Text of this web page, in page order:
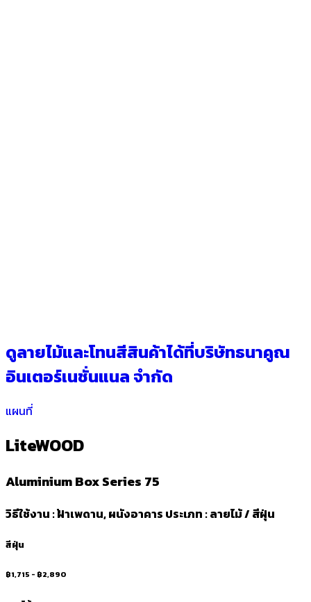
ดูลายไม้และโทนสีสินค้าได้ที่บริษัทธนาคูณ
อินเตอร์เนชั่นแนล จำกัด
แผนที่
LiteWOOD
Aluminium Box Series 75
วิธีใช้งาน : ฝ้าเพดาน, ผนังอาคาร ประเภท : ลายไม้ / สีฝุ่น
สีฝุ่น
฿1,715 - ฿2,890